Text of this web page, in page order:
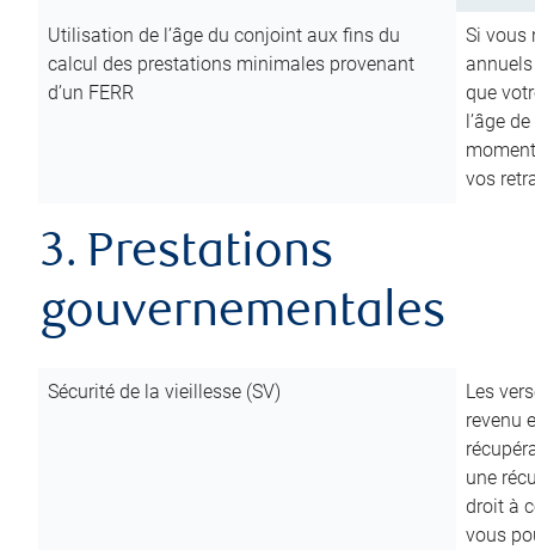
Utilisation de l’âge du conjoint aux fins du
calcul des prestations minimales provenant
d’un FERR
Si vous
que
l’âge
vos
3. Prestations
gouvernementales
Sécurité de la vieillesse (SV)
Les
revenu
une
droit à
vous